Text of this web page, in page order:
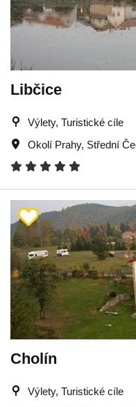
Libčice
Výlety, Turistické cíle
Okolí Prahy, Střední
Cholín
Výlety, Turistické cíle